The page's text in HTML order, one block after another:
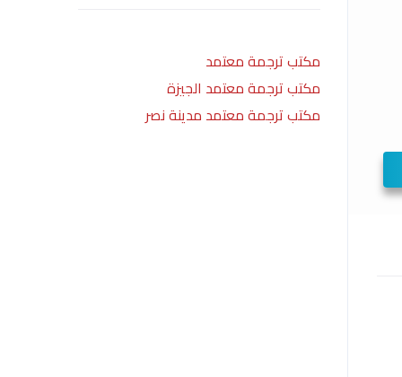
مكتب ترجمة معتمد
مكتب ترجمة معتمد الجيزة
مكتب ترجمة معتمد مدينة نصر